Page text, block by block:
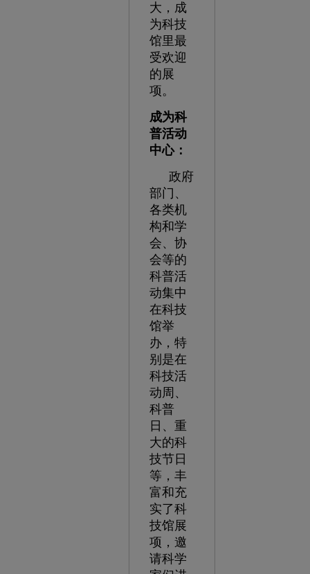
大，成
为科技
馆里最
受欢迎
的展
项。
成为科
普活动
中心：
政府
部门、
各类机
构和学
会、协
会等的
科普活
动集中
在科技
馆举
办，特
别是在
科技活
动周、
科普
日、重
大的科
技节日
等，丰
富和充
实了科
技馆展
项，邀
请科学